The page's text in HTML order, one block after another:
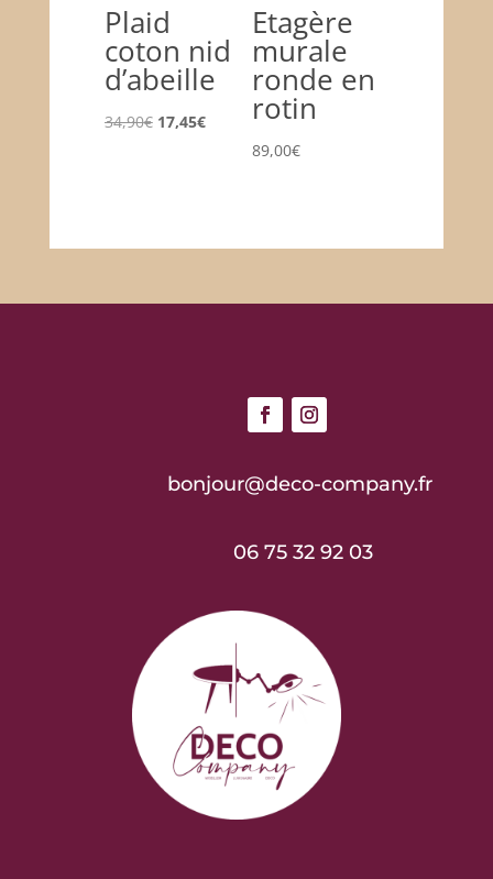
Plaid
coton nid
d’abeille
34,90€ Le
17,45€Le
Etagère
murale
ronde en
rotin
89,00€
bonjour@deco-company.fr
06 75 32 92 03